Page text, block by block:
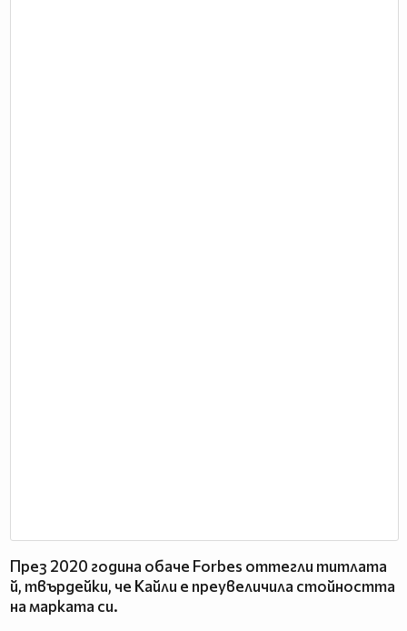
През 2020 година обаче Forbes оттегли титлата
й, твърдейки, че Кайли е преувеличила стойността
на марката си.